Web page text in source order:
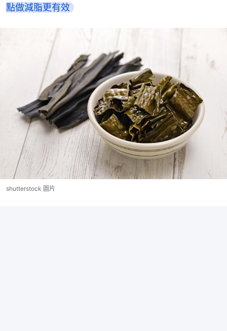
點做減脂更有效
shutterstock 圖片